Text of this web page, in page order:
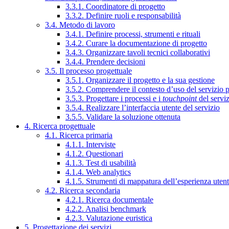
3.3.1. Coordinatore di progetto
3.3.2. Definire ruoli e responsabilità
3.4. Metodo di lavoro
3.4.1. Definire processi, strumenti e rituali
3.4.2. Curare la documentazione di progetto
3.4.3. Organizzare tavoli tecnici collaborativi
3.4.4. Prendere decisioni
3.5. Il processo progettuale
3.5.1. Organizzare il progetto e la sua gestione
3.5.2. Comprendere il contesto d’uso del servizio
3.5.3. Progettare i processi e i touchpointdel
3.5.4. Realizzare l’interfaccia utente del servizio
3.5.5. Validare la soluzione ottenuta
4. Ricerca progettuale
4.1. Ricerca primaria
4.1.1. Interviste
4.1.2. Questionari
4.1.3. Test di usabilità
4.1.4. Web analytics
4.1.5. Strumenti di mappatura dell’esperienza
4.2. Ricerca secondaria
4.2.1. Ricerca documentale
4.2.2. Analisi benchmark
4.2.3. Valutazione euristica
5. Progettazione dei servizi